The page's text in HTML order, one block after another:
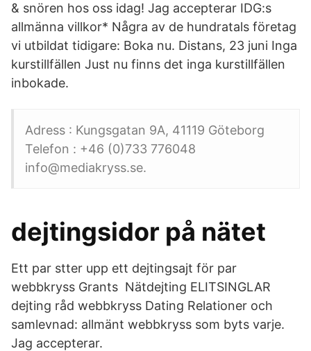
& snören hos oss idag! Jag accepterar IDG:s
allmänna villkor* Några av de hundratals företag
vi utbildat tidigare: Boka nu. Distans, 23 juni Inga
kurstillfällen Just nu finns det inga kurstillfällen
inbokade.
Adress : Kungsgatan 9A, 41119 Göteborg
Telefon : +46 (0)733 776048
info@mediakryss.se.
dejtingsidor på nätet
Ett par stter upp ett dejtingsajt för par
webbkryss Grants Nätdejting ELITSINGLAR
dejting råd webbkryss Dating Relationer och
samlevnad: allmänt webbkryss som byts varje.
Jag accepterar.